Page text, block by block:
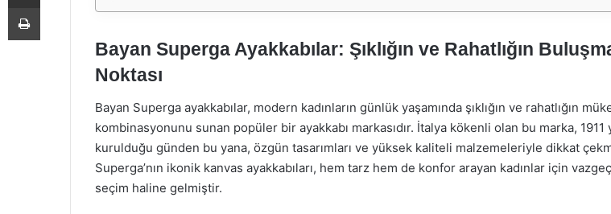
Bayan Superga Ayakkabılar: Şıklığın ve Rahatlığın
Noktası
Bayan Superga ayakkabılar, modern kadınların günlük yaşamında şıklığın ve rahatlığın
kombinasyonunu sunan popüler bir ayakkabı markasıdır. İtalya kökenli olan bu marka, 1911
kurulduğu günden bu yana, özgün tasarımları ve yüksek kaliteli malzemeleriyle dikkat
Superga’nın ikonik kanvas ayakkabıları, hem tarz hem de konfor arayan kadınlar için
seçim haline gelmiştir.